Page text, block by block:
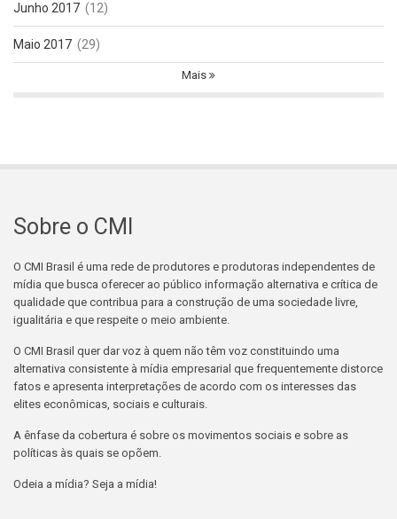
Junho 2017 (12)
Maio 2017 (29)
Mais
Sobre o CMI
O CMI Brasil é uma rede de produtores e produtoras independentes de
mídia que busca oferecer ao público informação alternativa e crítica de
qualidade que contribua para a construção de uma sociedade livre,
igualitária e que respeite o meio ambiente.
O CMI Brasil quer dar voz à quem não têm voz constituindo uma
alternativa consistente à mídia empresarial que frequentemente distorce
fatos e apresenta interpretações de acordo com os interesses das
elites econômicas, sociais e culturais.
A ênfase da cobertura é sobre os movimentos sociais e sobre as
políticas às quais se opõem.
Odeia a mídia? Seja a mídia!